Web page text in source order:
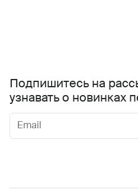
Подпишитесь на
узнавать о новинках